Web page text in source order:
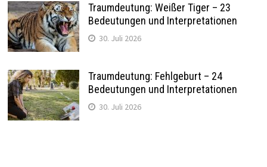
Traumdeutung: Weißer Tiger – 23
Bedeutungen und Interpretationen
30. Juli 2026
Traumdeutung: Fehlgeburt – 24
Bedeutungen und Interpretationen
30. Juli 2026